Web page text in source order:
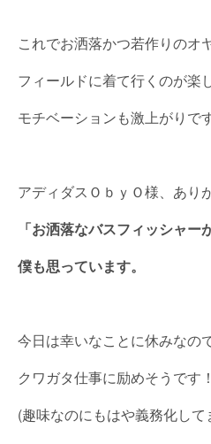
これでお洒落かつ若作りのオ
フィールドに着て行くのが楽
モチベーションも激上がりです
アディダスＯｂｙＯ様、あり
「お洒落なバスフィッシャー
僕も思っています。
今日は幸いなことに休みなの
クワガタ仕事に励めそうです
(趣味なのにもはや義務化して